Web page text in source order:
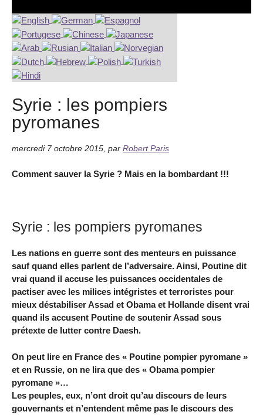
Syrie : les pompiers
pyromanes
mercredi 7 octobre 2015 par Robert Paris
Comment sauver la Syrie ? Mais en la bombardant !!!
Syrie : les pompiers pyromanes
Les nations en guerre sont des menteurs en puissance
sauf quand elles parlent de l’adversaire. Ainsi, Poutine dit
vrai quand il accuse les puissances occidentales de
pactiser avec les milices intégristes et terroristes pour
mieux déstabiliser Assad et Obama et Hollande disent vrai
quand ils accusent Poutine de soutenir Assad sous
prétexte de lutter contre Daesh.
On peut lire en France des « Poutine pompier pyromane »
et en Russie, on ne lira que des « Obama pompier
pyromane »…
Les peuples, eux, n’ont droit qu’au discours de leurs
gouvernants et n’entendent même pas le discours des